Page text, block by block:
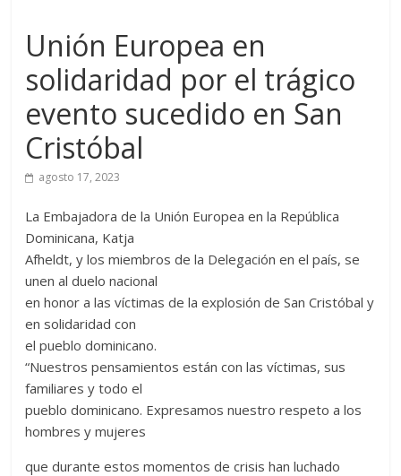
Unión Europea en
solidaridad por el trágico
evento sucedido en San
Cristóbal
agosto 17, 2023
La Embajadora de la Unión Europea en la República
Dominicana, Katja
Afheldt, y los miembros de la Delegación en el país, se
unen al duelo nacional
en honor a las víctimas de la explosión de San Cristóbal y
en solidaridad con
el pueblo dominicano.
“Nuestros pensamientos están con las víctimas, sus
familiares y todo el
pueblo dominicano. Expresamos nuestro respeto a los
hombres y mujeres
que durante estos momentos de crisis han luchado